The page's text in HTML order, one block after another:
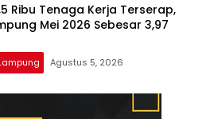
Ribu Tenaga Kerja Terserap,
Mei 2026 Sebesar 3,97
Agustus 5, 2026